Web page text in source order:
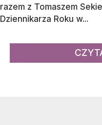
razem z Tomaszem
Dziennikarza Roku w...